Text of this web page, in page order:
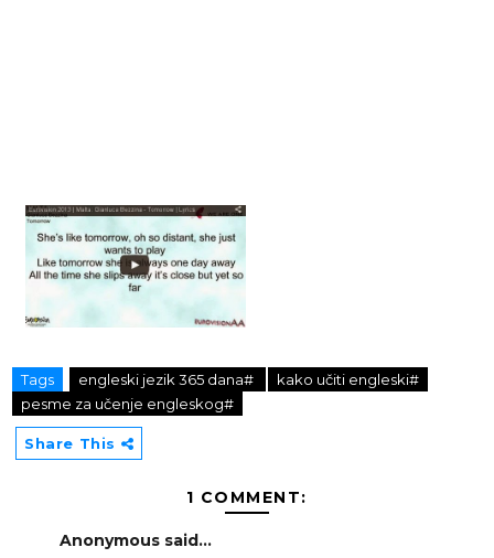
Tags engleski jezik 365 dana#
kako učiti engleski#
pesme za učenje engleskog#
Share This
1 COMMENT:
Anonymous said...